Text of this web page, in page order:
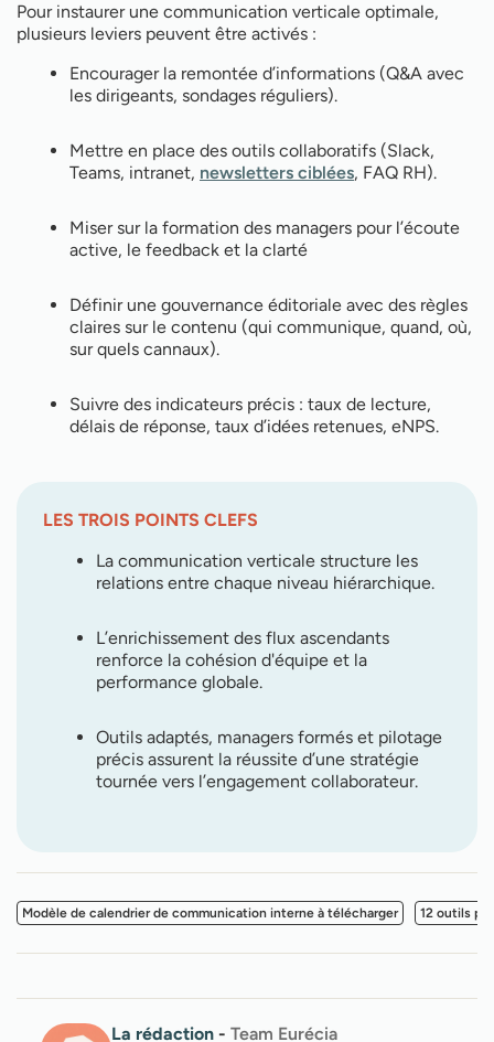
Pour instaurer une communication verticale optimale,
plusieurs leviers peuvent être activés :
Encourager la remontée d’informations (Q&A avec
les dirigeants, sondages réguliers).
Mettre en place des outils collaboratifs (Slack,
Teams, intranet, newsletters ciblées, FAQ RH).
Miser sur la formation des managers pour l’écoute
active, le feedback et la clarté
Définir une gouvernance éditoriale avec des règles
claires sur le contenu (qui communique, quand, où,
sur quels cannaux).
Suivre des indicateurs précis : taux de lecture,
délais de réponse, taux d’idées retenues, eNPS.
LES TROIS POINTS CLEFS
La communication verticale structure les
relations entre chaque niveau hiérarchique.
L’enrichissement des flux ascendants
renforce la cohésion d'équipe et la
performance globale.
Outils adaptés, managers formés et pilotage
précis assurent la réussite d’une stratégie
tournée vers l’engagement collaborateur.
Modèle de calendrier de communication interne à télécharger 12 outils
La rédaction - Team Eurécia